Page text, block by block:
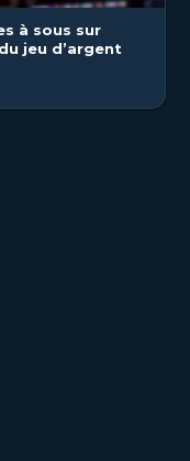
à sous sur
jeu d’argent